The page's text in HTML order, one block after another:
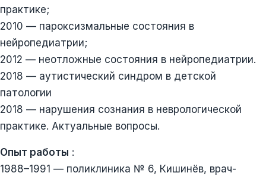
практике;
2010 — пароксизмальные состояния в
нейропедиатрии;
2012 — неотложные состояния в нейропедиатрии.
2018 — аутистический синдром в детской
патологии
2018 — нарушения сознания в неврологической
практике. Актуальные вопросы.
Опыт работы :
1988–1991 — поликлиника № 6, Кишинёв, врач-